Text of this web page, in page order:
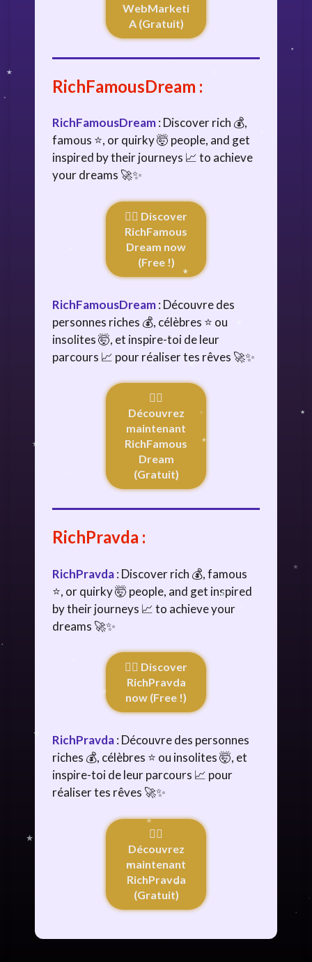
WebMarketi
A (Gratuit)
RichFamousDream :
RichFamousDream: Discover rich 💰,
famous ⭐, or quirky 🤯 people, and get
inspired by their journeys 📈 to achieve
your dreams 🚀✨
👉🏻 Discover
RichFamous
Dream now
(Free !)
RichFamousDream: Découvre des
personnes riches 💰, célèbres ⭐ ou
insolites 🤯, et inspire-toi de leur
parcours 📈 pour réaliser tes rêves 🚀✨
👉🏻
Découvrez
maintenant
RichFamous
Dream
(Gratuit)
RichPravda :
RichPravda: Discover rich 💰, famous
⭐, or quirky 🤯 people, and get inspired
by their journeys 📈 to achieve your
dreams 🚀✨
👉🏻 Discover
RichPravda
now (Free !)
RichPravda: Découvre des personnes
riches 💰, célèbres ⭐ ou insolites 🤯, et
inspire-toi de leur parcours 📈 pour
réaliser tes rêves 🚀✨
👉🏻
Découvrez
maintenant
RichPravda
(Gratuit)